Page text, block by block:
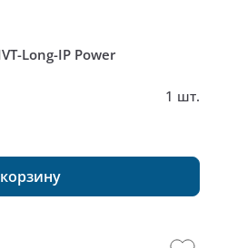
Long-IP Power
1 шт.